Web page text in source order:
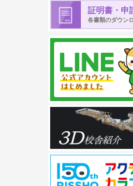
証明書・申
各書類のダウン